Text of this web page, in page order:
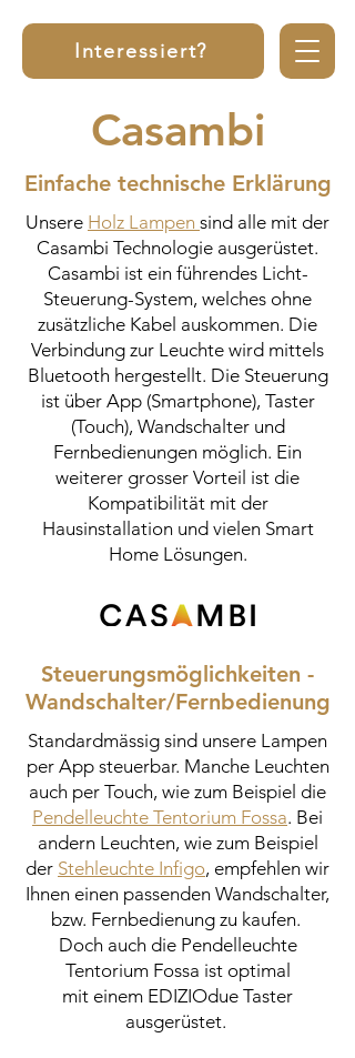
Interessiert?
Casambi
Einfache technische Erklärung
Unsere Holz Lampen sind alle mit der
Casambi Technologie ausgerüstet.
Casambi ist ein führendes Licht-
Steuerung-System, welches ohne
zusätzliche Kabel auskommen. Die
Verbindung zur Leuchte wird mittels
Bluetooth hergestellt. Die Steuerung
ist über App (Smartphone), Taster
(Touch), Wandschalter und
Fernbedienungen möglich. Ein
weiterer grosser Vorteil ist die
Kompatibilität mit der
Hausinstallation und vielen Smart
Home Lösungen.
Steuerungsmöglichkeiten -
Wandschalter/Fernbedienung
Standardmässig sind unsere Lampen
per App steuerbar. Manche Leuchten
auch per Touch, wie zum Beispiel die
Pendelleuchte Tentorium Fossa. Bei
andern Leuchten, wie zum Beispiel
der Stehleuchte Infigo, empfehlen wir
Ihnen einen passenden Wandschalter,
bzw. Fernbedienung zu kaufen.
Doch auch die Pendelleuchte
Tentorium Fossa ist optimal
mit einem EDIZIOdue Taster
ausgerüstet.